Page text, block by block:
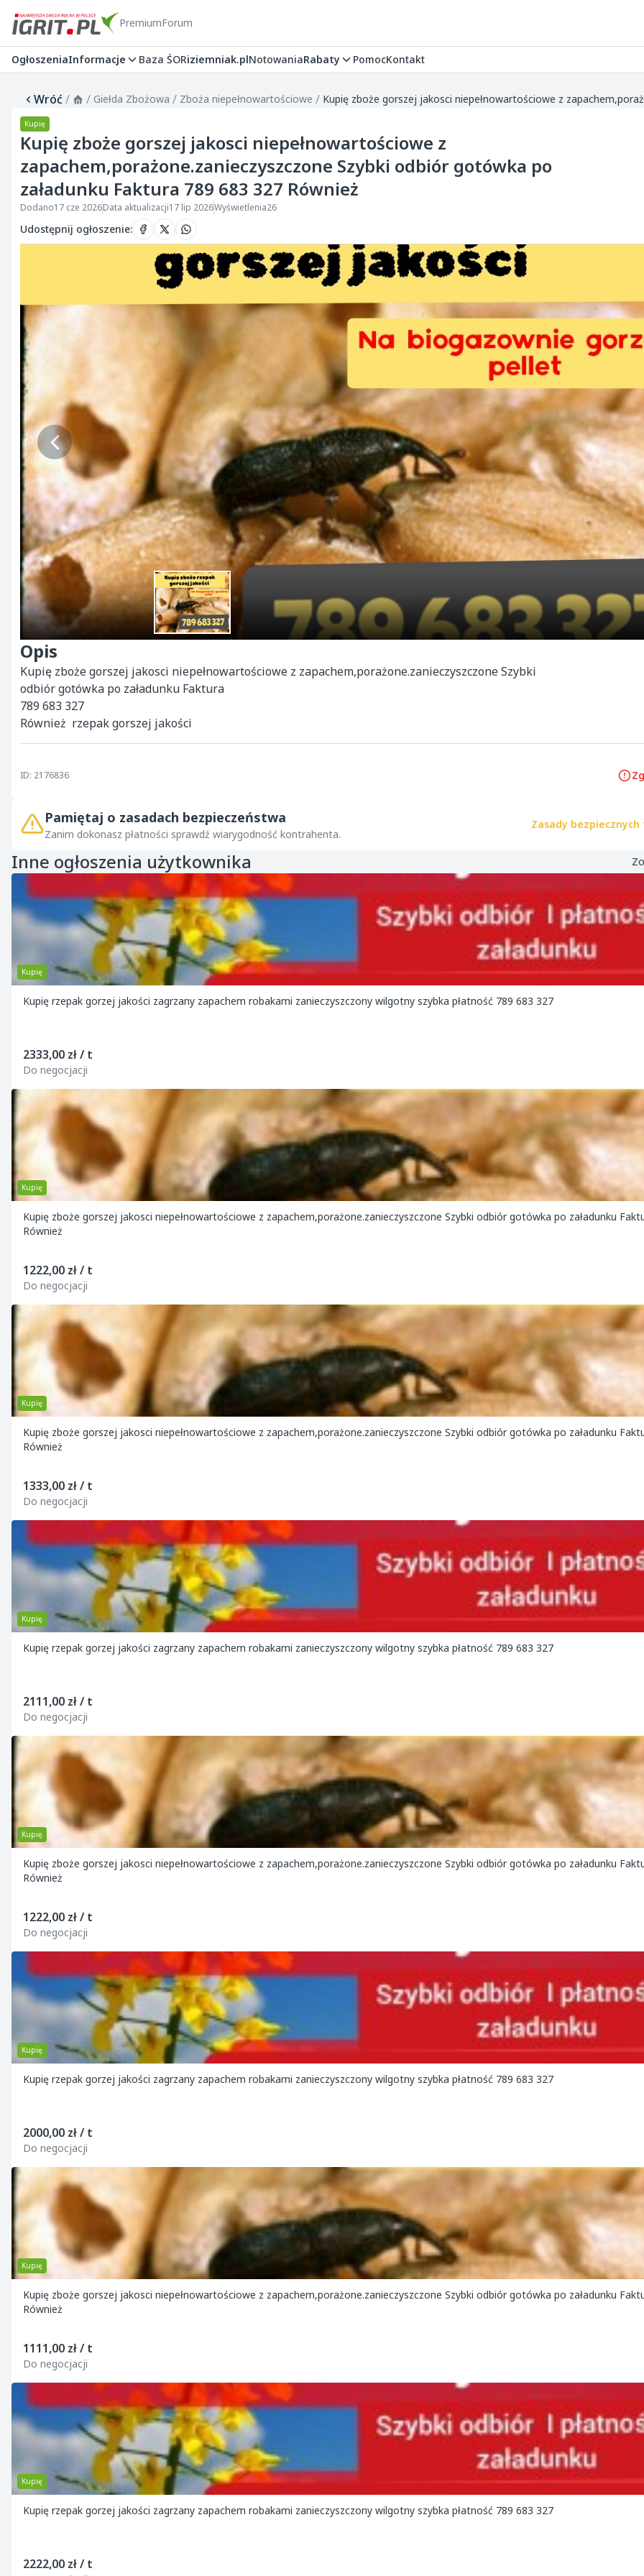
PremiumForum
OgłoszeniaInformacje Baza ŚORiziemniak.plNotowaniaRabaty PomocKontakt
Wróć/ / Giełda Zbożowa / Zboża niepełnowartościowe /
Kupię
Kupię zboże gorszej jakosci niepełnowartościowe z
zapachem,porażone.zanieczyszczone Szybki odbiór gotówka po
załadunku Faktura 789 683 327 Również
Dodano17 cze 2026Data aktualizacji17 lip 2026Wyświetlenia26
Udostępnij ogłoszenie:
Opis
Kupię zboże gorszej jakosci niepełnowartościowe z zapachem,porażone.zanieczyszczone Szybki
odbiór gotówka po załadunku Faktura
789 683 327
Również  rzepak gorszej jakości
ID: 2176836
Pamiętaj o zasadach bezpieczeństwa
Zanim dokonasz płatności sprawdź wiarygodność kontrahenta.
Zasady
Inne ogłoszenia użytkownika
Kupię
Kupię rzepak gorzej jakości zagrzany zapachem robakami zanieczyszczony wilgotny szybka płatność 789 683 327
2333,00 zł / t
Do negocjacji
Kupię
Kupię zboże gorszej jakosci niepełnowartościowe z zapachem,porażone.zanieczyszczone Szybki odbiór gotówka po załadunku Faktura 789 683
Również
1222,00 zł / t
Do negocjacji
Kupię
Kupię zboże gorszej jakosci niepełnowartościowe z zapachem,porażone.zanieczyszczone Szybki odbiór gotówka po załadunku Faktura 789 683
Również
1333,00 zł / t
Do negocjacji
Kupię
Kupię rzepak gorzej jakości zagrzany zapachem robakami zanieczyszczony wilgotny szybka płatność 789 683 327
2111,00 zł / t
Do negocjacji
Kupię
Kupię zboże gorszej jakosci niepełnowartościowe z zapachem,porażone.zanieczyszczone Szybki odbiór gotówka po załadunku Faktura 789 683
Również
1222,00 zł / t
Do negocjacji
Kupię
Kupię rzepak gorzej jakości zagrzany zapachem robakami zanieczyszczony wilgotny szybka płatność 789 683 327
2000,00 zł / t
Do negocjacji
Kupię
Kupię zboże gorszej jakosci niepełnowartościowe z zapachem,porażone.zanieczyszczone Szybki odbiór gotówka po załadunku Faktura 789 683
Również
1111,00 zł / t
Do negocjacji
Kupię
Kupię rzepak gorzej jakości zagrzany zapachem robakami zanieczyszczony wilgotny szybka płatność 789 683 327
2222,00 zł / t